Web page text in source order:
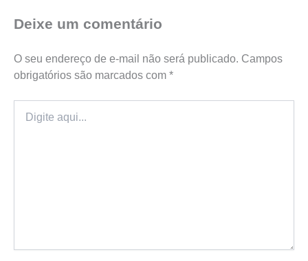
Deixe um comentário
O seu endereço de e-mail não será publicado. Campos
obrigatórios são marcados com *
aqui...